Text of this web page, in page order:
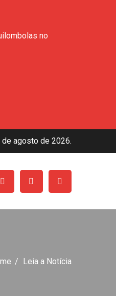
no
de agosto de 2026.
Leia a Notícia